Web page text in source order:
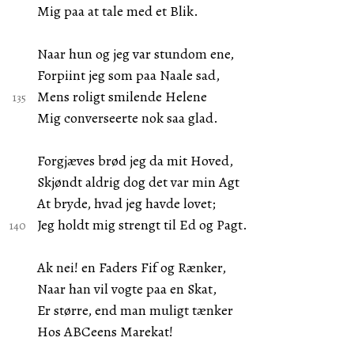
Mig paa at tale med et Blik.
Naar hun og jeg var stundom ene,
Forpiint jeg som paa Naale sad,
Mens roligt smilende Helene
Mig converseerte nok saa glad.
Forgjæves brød jeg da mit Hoved,
Skjøndt aldrig dog det var min Agt
At bryde, hvad jeg havde lovet;
Jeg holdt mig strengt til Ed og Pagt.
Ak nei! en Faders Fif og Rænker,
Naar han vil vogte paa en Skat,
Er større, end man muligt tænker
Hos ABCeens Marekat!